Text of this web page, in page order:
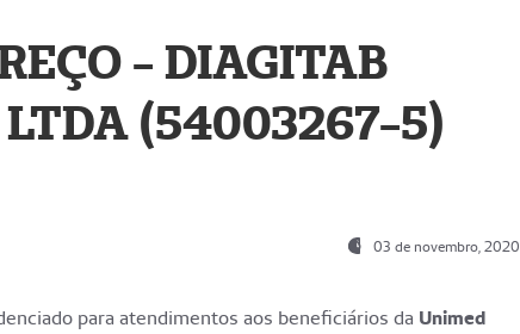
- DIAGITAB
LTDA (54003267-5)
03 de novembro, 2020
para atendimentos aos beneficiários da Unimed